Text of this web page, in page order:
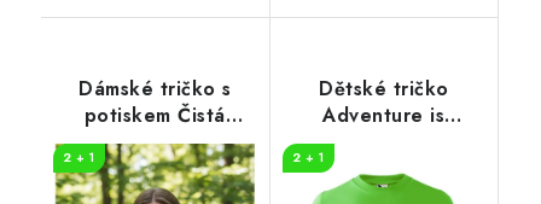
Dámské tričko s
potiskem Čistá
záležitost pruhy
2 + 1
Dětské tričko
Adventure is
worthwhile
2 + 1